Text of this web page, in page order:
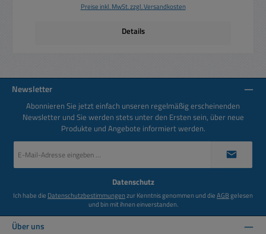
Preise inkl. MwSt. zzgl. Versandkosten
Details
Newsletter
Abonnieren Sie jetzt einfach unseren regelmäßig erscheinenden
Newsletter und Sie werden stets unter den Ersten sein, über neue
Produkte und Angebote informiert werden.
Mail-
Datenschutz
Ich habe die Datenschutzbestimmungenzur Kenntnis genommen und dieAGBgelesen
und bin mit ihnen einverstanden.
Über uns